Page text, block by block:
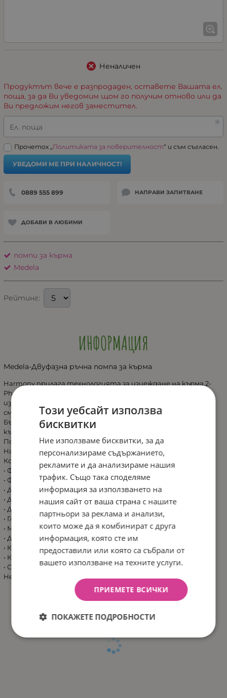
Неналичен
Продуктът вече е разпродаден, оставете Вашата ел.
поща, за да Ви уведомим щом го получим отново или да
Ви предложим негов заместител.
Ел. поща
Прочетох „ Политиката за поверителност“ и съм съгласен.
УВЕДОМИ МЕ ПРИ НАЛИЧНОСТ!
0889 555 899 НАПРАВИ ЗАПИТВАНЕ
ДОБАВИ В ЛЮБИМИ
помпи за кърма
Medela
Рейтинг:
ИНФОРМАЦИЯ
Medela-Двуфазна ръчна помпа за кърма
Harmony прилага технологията за изцеждане на кърма 2-
Phase Expression, единствената технология, базирана на
изследвания, която имитира естествения ритъм на
смукане на кърмачето.
Бърз ритъм на изцеждане, стимулиращ отделянето на
кърма.
По-бавен ритъм за нежно и ефикасно изцеждане на кърма.
Harmony е ръчна помпа за кърма.
Комплектът съдържа:
• Фуния за гърди SoftFit™ (24mm);
• Фуния за гърди PersonalFit™ (24mm);
• Диафрагма/дръжка с О-пръстен;
• Двукомпонентен конектор;
• Дръжка;
• Глава на вентила;
• Мембрана на вентила;
• Диск;
• Калъф;
• Капак;
• Стойка за шишето
Не съдържа Бисфенол А, фталати (DEHP) или латекс
Този уебсайт използва
бисквитки
Ние използваме бисквитки, за да
персонализираме съдържанието,
рекламите и да анализираме нашия
трафик. Също така споделяме
информация за използването на
нашия сайт от ваша страна с нашите
партньори за реклама и анализи,
които може да я комбинират с друга
информация, която сте им
предоставили или която са събрали от
вашето използване на техните услуги.
ПРИЕМЕТЕ ВСИЧКИ
ПОКАЖЕТЕ ПОДРОБНОСТИ